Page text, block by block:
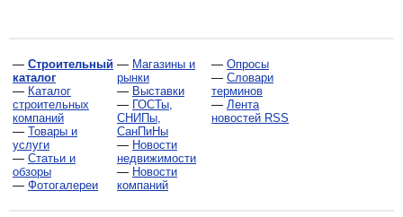
— Строительный
каталог
— Каталог
строительных
компаний
— Товары и
услуги
— Статьи и
обзоры
— Фотогалереи
— Магазины и
рынки
— Выставки
— ГОСТы,
СНИПы,
СанПиНы
— Новости
недвижимости
— Новости
компаний
— Опросы
— Словари
терминов
— Лента
новостей RSS